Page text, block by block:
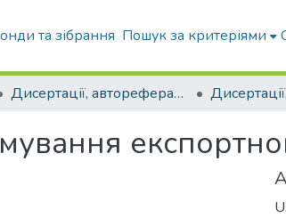
та зібрання Пошук за критеріями
Дисертації, автореферати дисертацій